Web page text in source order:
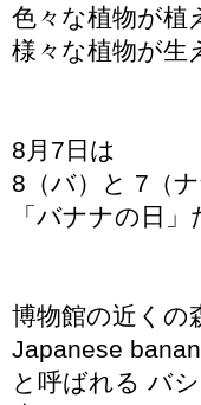
色々な植物が植
様々な植物が生
8月7日は
8（バ）と 7（
「バナナの日
博物館の近くの
Japanese
と呼ばれる バ